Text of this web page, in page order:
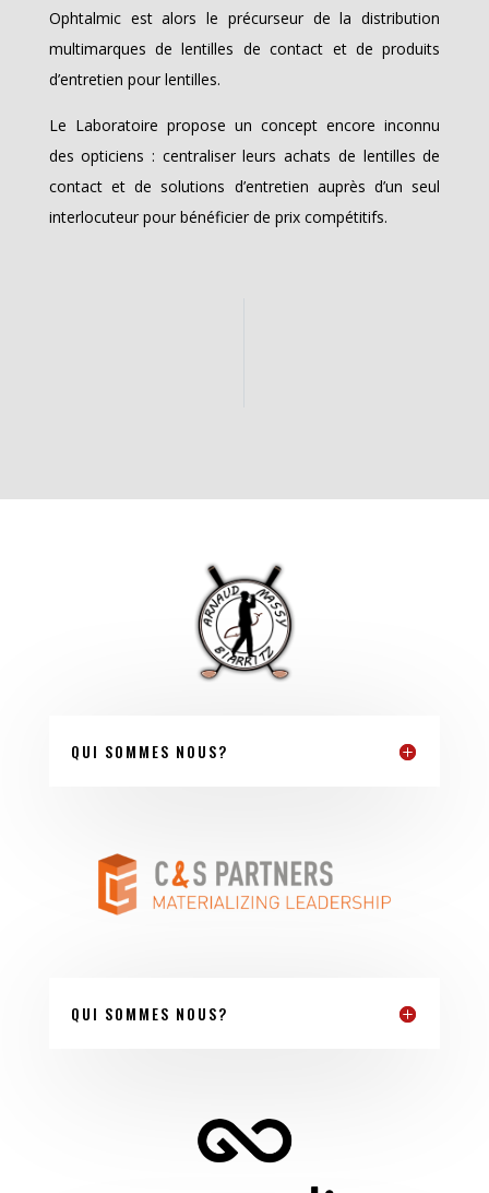
Ophtalmic est alors le précurseur de la distribution
multimarques de lentilles de contact et de produits
d’entretien pour lentilles.
Le Laboratoire propose un concept encore inconnu
des opticiens : centraliser leurs achats de lentilles de
contact et de solutions d’entretien auprès d’un seul
interlocuteur pour bénéficier de prix compétitifs.
QUI SOMMES NOUS?
QUI SOMMES NOUS?